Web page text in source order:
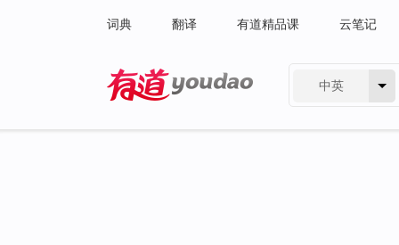
词典 翻译 有道精品课 云笔记
中英